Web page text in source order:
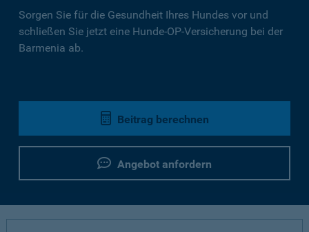
Sorgen Sie für die Gesundheit Ihres Hundes vor und
schließen Sie jetzt eine Hunde-OP-Versicherung bei der
Barmenia ab.
Beitrag berechnen
Angebot anfordern